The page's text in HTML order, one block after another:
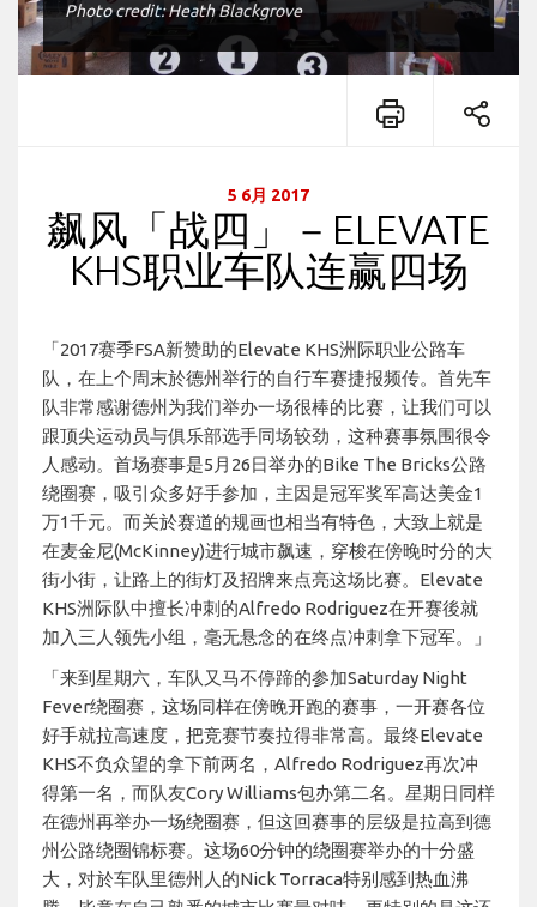
Photo credit: Heath Blackgrove
5 6月 2017
飙风「战四」－ELEVATE
KHS职业车队连赢四场
「2017赛季FSA新赞助的Elevate KHS洲际职业公路车
队，在上个周末於德州举行的自行车赛捷报频传。首先车
队非常感谢德州为我们举办一场很棒的比赛，让我们可以
跟顶尖运动员与俱乐部选手同场较劲，这种赛事氛围很令
人感动。首场赛事是5月26日举办的Bike The Bricks公路
绕圈赛，吸引众多好手参加，主因是冠军奖军高达美金1
万1千元。而关於赛道的规画也相当有特色，大致上就是
在麦金尼(McKinney)进行城市飙速，穿梭在傍晚时分的大
街小街，让路上的街灯及招牌来点亮这场比赛。Elevate
KHS洲际队中擅长冲刺的Alfredo Rodriguez在开赛後就
加入三人领先小组，毫无悬念的在终点冲刺拿下冠军。」
「来到星期六，车队又马不停蹄的参加Saturday Night
Fever绕圈赛，这场同样在傍晚开跑的赛事，一开赛各位
好手就拉高速度，把竞赛节奏拉得非常高。最终Elevate
KHS不负众望的拿下前两名，Alfredo Rodriguez再次冲
得第一名，而队友Cory Williams包办第二名。星期日同样
在德州再举办一场绕圈赛，但这回赛事的层级是拉高到德
州公路绕圈锦标赛。这场60分钟的绕圈赛举办的十分盛
大，对於车队里德州人的Nick Torraca特别感到热血沸